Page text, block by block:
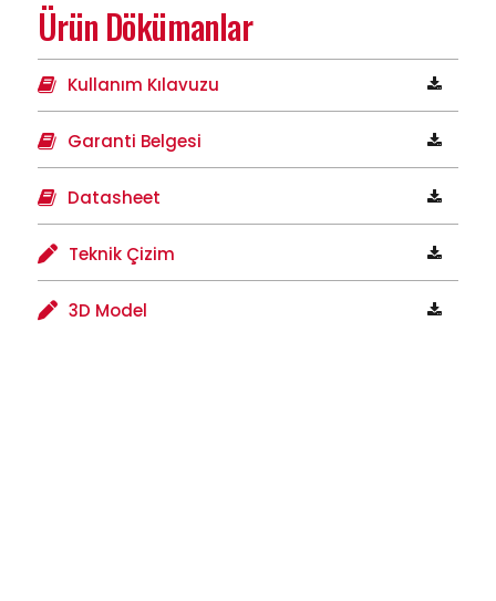
Ürün Dökümanlar
Kullanım Kılavuzu
Garanti Belgesi
Datasheet
Teknik Çizim
3D Model